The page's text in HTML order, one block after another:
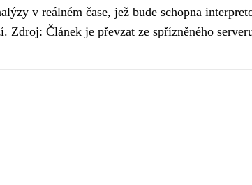
v reálném čase, jež bude schopna
Článek je převzat ze spřízněného